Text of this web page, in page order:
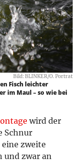
Bild: BLINKER/O. Portrat
Fisch leichter
im Maul – so wie bei
wird der
Schnur
zweite
und zwar an